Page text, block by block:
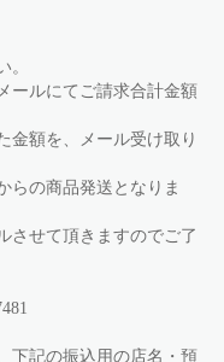
。
ールにてご請求合計金額
金額を、メール受け取り
らの商品発送となりま
させて頂きますのでご了
下記の振込用の店名・預